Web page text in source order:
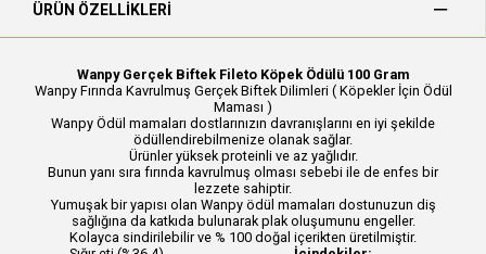
ÜRÜN ÖZELLIKLERI
​Wanpy Gerçek Biftek Fileto Köpek Ödülü 100 Gram
Wanpy Fırında Kavrulmuş Gerçek Biftek Dilimleri ( Köpekler İçin Ödül
Maması )
Wanpy Ödül mamaları dostlarınızın davranışlarını en iyi şekilde
ödüllendirebilmenize olanak sağlar.
Ürünler yüksek proteinli ve az yağlıdır.
Bunun yanı sıra fırında kavrulmuş olması sebebi ile de enfes bir
lezzete sahiptir.
Yumuşak bir yapısı olan Wanpy ödül mamaları dostunuzun diş
sağlığına da katkıda bulunarak plak oluşumunu engeller.
Kolayca sindirilebilir ve % 100 doğal içerikten üretilmiştir.